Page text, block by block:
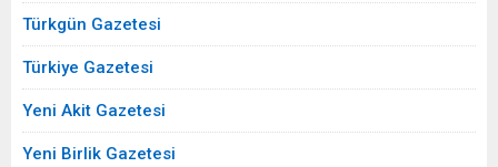
Türkgün Gazetesi
Türkiye Gazetesi
Yeni Akit Gazetesi
Yeni Birlik Gazetesi